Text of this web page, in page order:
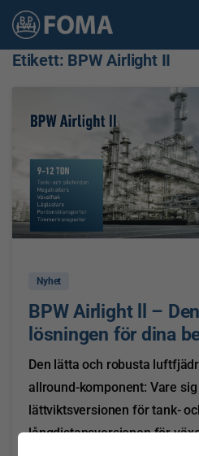
Etikett: BPW Airlight II
Nyhet
BPW Airlight ll –
lösningen för dina
Den lätta och robusta
allround-komponent: Vare
lättviktsversionen för tank-
långdistansversionen för